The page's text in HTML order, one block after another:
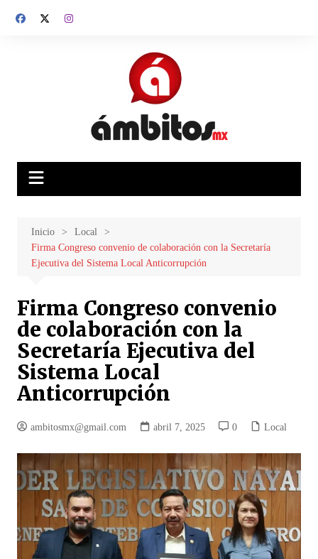
Inicio
Local
Firma Congreso convenio de colaboración con la Secretaría
Ejecutiva del Sistema Local Anticorrupción
Firma Congreso convenio
de colaboración con la
Secretaría Ejecutiva del
Sistema Local
Anticorrupción
ambitosmx@gmail.com abril 7, 2025 0 Local